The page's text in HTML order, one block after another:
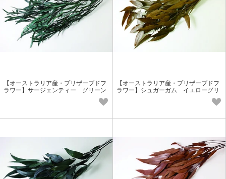
【オーストラリア産・プリザーブドフ
ラワー】サージェンティー グリーン
【オーストラリア産・プリザーブドフ
ラワー】シュガーガム イエローグリ